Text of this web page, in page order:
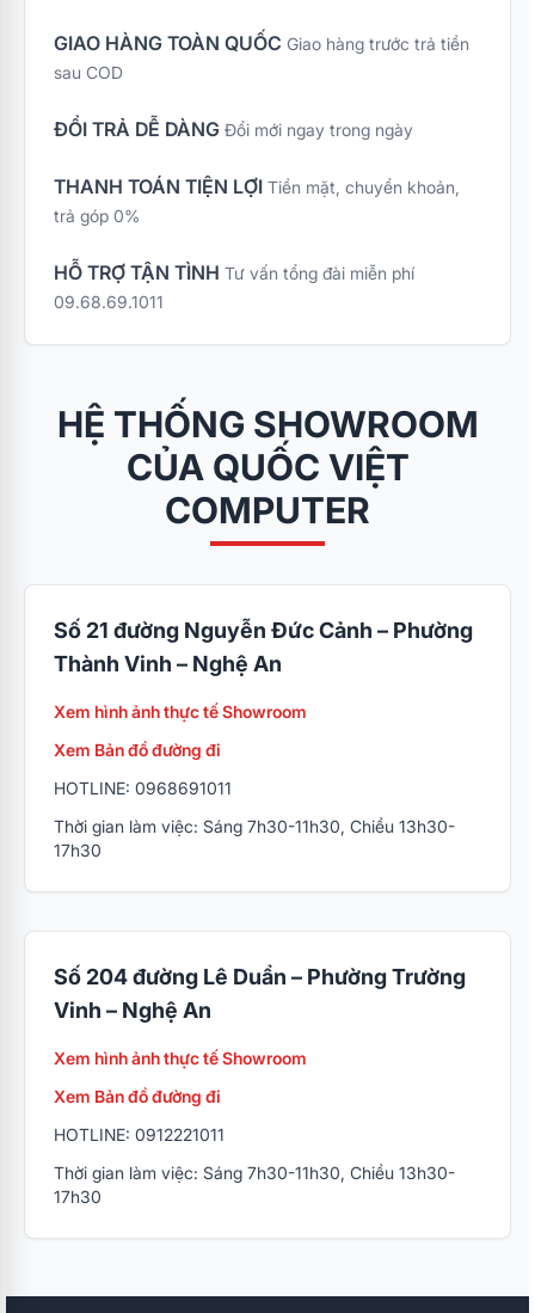
GIAO HÀNG TOÀN QUỐC Giao hàng trước trả tiền
sau COD
ĐỔI TRẢ DỄ DÀNG Đổi mới ngay trong ngày
THANH TOÁN TIỆN LỢI Tiền mặt, chuyển khoản,
trả góp 0%
HỖ TRỢ TẬN TÌNH Tư vấn tổng đài miễn phí
09.68.69.1011
HỆ THỐNG SHOWROOM
CỦA QUỐC VIỆT
COMPUTER
Số 21 đường Nguyễn Đức Cảnh – Phường
Thành Vinh – Nghệ An
Xem hình ảnh thực tế Showroom
Xem Bản đồ đường đi
HOTLINE: 0968691011
Thời gian làm việc: Sáng 7h30-11h30, Chiều 13h30-
17h30
Số 204 đường Lê Duẩn – Phường Trường
Vinh – Nghệ An
Xem hình ảnh thực tế Showroom
Xem Bản đồ đường đi
HOTLINE: 0912221011
Thời gian làm việc: Sáng 7h30-11h30, Chiều 13h30-
17h30